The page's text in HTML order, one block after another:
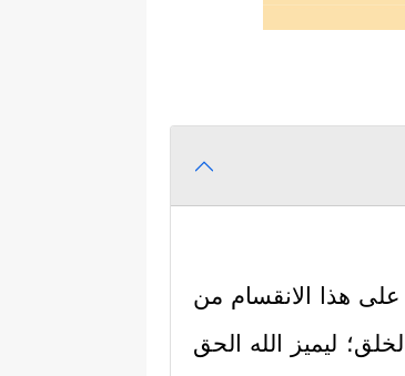
على هذا الانقسام من
ليميز الله الحق